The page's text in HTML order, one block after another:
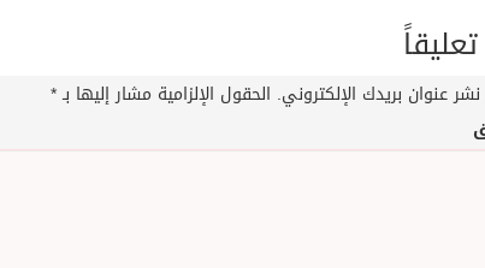
عنوان بريدك الإلكتروني. الحقول الإلزامية مشار إليها بـ*